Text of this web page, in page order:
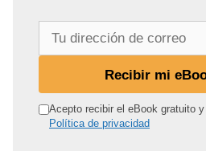
r
Recibir mi
Acepto recibir el eBook gratuito
Política de privacidad